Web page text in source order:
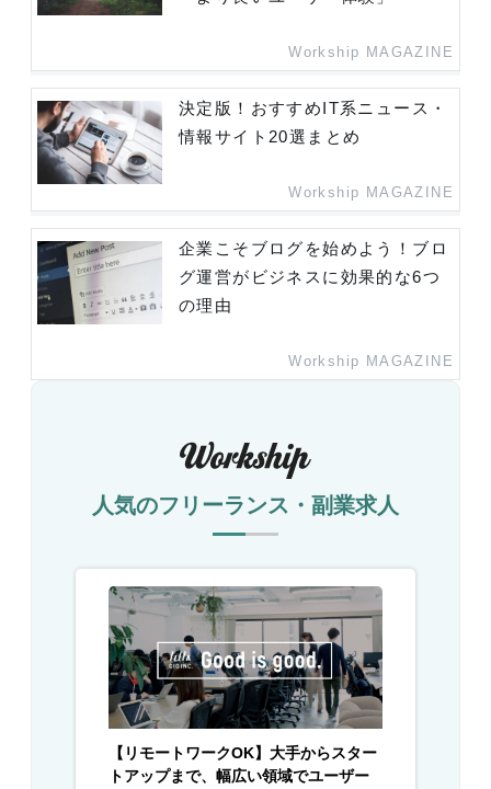
Workship MAGAZINE
決定版！おすすめIT系ニュース・
情報サイト20選まとめ
Workship MAGAZINE
企業こそブログを始めよう！ブロ
グ運営がビジネスに効果的な6つ
の理由
Workship MAGAZINE
人気のフリーランス・副業求人
【リモートワークOK】大手からスター
トアップまで、幅広い領域でユーザー